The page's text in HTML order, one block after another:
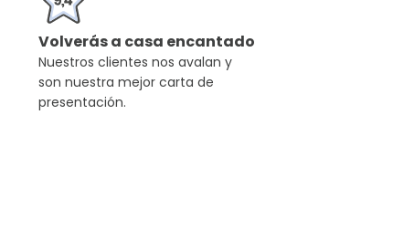
Volverás a casa encantado
Nuestros clientes nos avalan y
son nuestra mejor carta de
presentación.